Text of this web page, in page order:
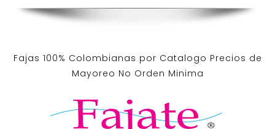
Fajas 100% Colombianas por Catalogo Precios de
Mayoreo No Orden Minima